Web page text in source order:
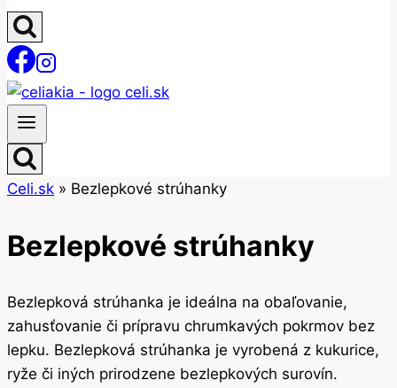
Celi.sk » Bezlepkové strúhanky
Bezlepkové strúhanky
Bezlepková strúhanka je ideálna na obaľovanie,
zahusťovanie či prípravu chrumkavých pokrmov bez
lepku. Bezlepková strúhanka je vyrobená z kukurice,
ryže či iných prirodzene bezlepkových surovín.